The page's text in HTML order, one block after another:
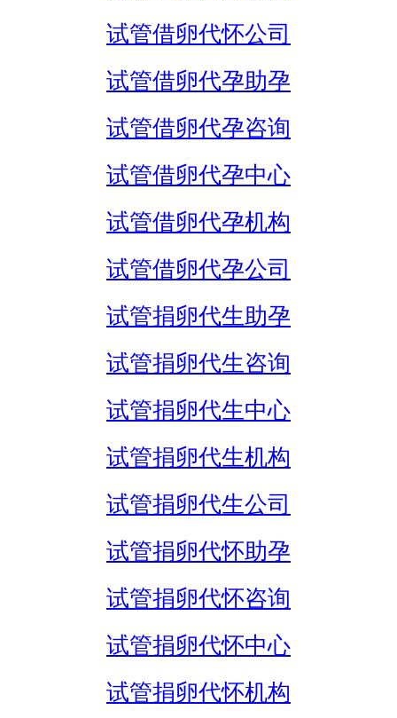
试管借卵代怀公司
试管借卵代孕助孕
试管借卵代孕咨询
试管借卵代孕中心
试管借卵代孕机构
试管借卵代孕公司
试管捐卵代生助孕
试管捐卵代生咨询
试管捐卵代生中心
试管捐卵代生机构
试管捐卵代生公司
试管捐卵代怀助孕
试管捐卵代怀咨询
试管捐卵代怀中心
试管捐卵代怀机构